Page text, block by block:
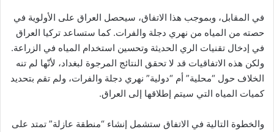
في المقابل، وبموجب هذا الاتفاق، سيحصل العراق على الأولوية في
حصته من المياه من نهري دجلة والفرات. كما ستساعد تركيا العراق
في إدخال تقنيات الري الحديثة وتحسين استخدام المياه في الزراعة.
ولكن هذه الاتفاقيات قد لا تحقق النتائج المرجوة لبغداد، لأنّها لم تنه
الخلاف حول “محلية” أم “دولية” نهري دجلة والفرات، ولم تقم بتحديد
كميات المياه التي سيتم إطلاقها إلى العراق.
والخطوة التالية في الاتفاق ستشمل إنشاء “منطقة عازلة” تمتد على